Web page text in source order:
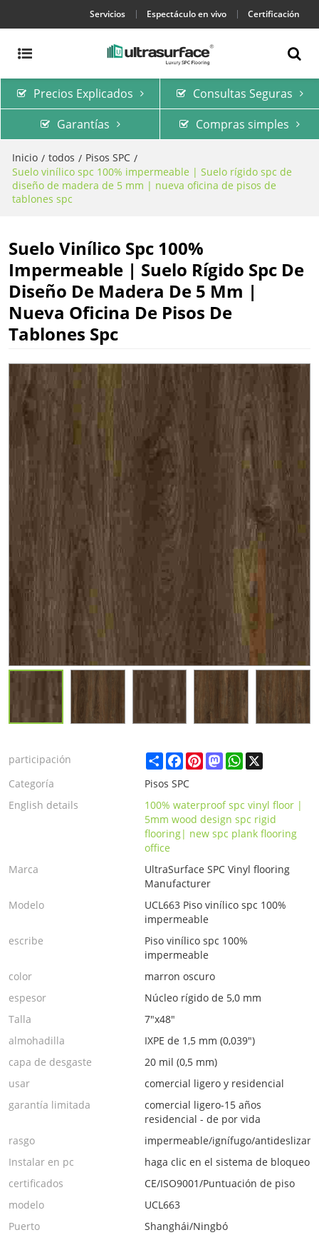
Servicios Espectáculo en vivo Certificación
Precios Explicados
Consultas Seguras
Garantías
Compras simples
Inicio / todos / Pisos SPC /
Suelo vinílico spc 100% impermeable | Suelo rígido spc de
diseño de madera de 5 mm | nueva oficina de pisos de
tablones spc
Suelo Vinílico Spc 100%
Impermeable | Suelo Rígido Spc De
Diseño De Madera De 5 Mm |
Nueva Oficina De Pisos De
Tablones Spc
participación ShareFacebook
PinterestMastodonWhatsApp
X
Categoría
Pisos SPC
English details
100% waterproof spc vinyl floor |
5mm wood design spc rigid
flooring| new spc plank flooring
office
Marca
UltraSurface SPC Vinyl flooring
Manufacturer
Modelo
UCL663 Piso vinílico spc 100%
impermeable
escribe
Piso vinílico spc 100%
impermeable
color
marron oscuro
espesor
Núcleo rígido de 5,0 mm
Talla
7"x48"
almohadilla
IXPE de 1,5 mm (0,039")
capa de desgaste
20 mil (0,5 mm)
usar
comercial ligero y residencial
garantía limitada
comercial ligero-15 años
residencial - de por vida
rasgo
impermeable/ignífugo/
Instalar en pc
haga clic en el sistema de bloqueo
certificados
CE/ISO9001/Puntuación de piso
modelo
UCL663
Puerto
Shanghái/Ningbó